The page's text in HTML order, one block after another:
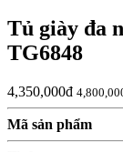
Tủ giày đa
TG6848
4,350,000đ
Mã sản phẩm